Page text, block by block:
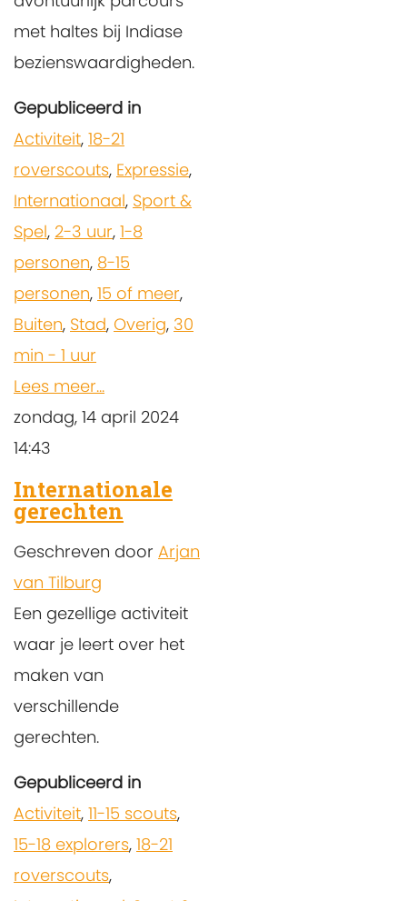
met haltes bij Indiase
bezienswaardigheden.
Gepubliceerd in
Activiteit, 18-21
roverscouts, Expressie,
Internationaal, Sport &
Spel, 2-3 uur, 1-8
personen, 8-15
personen, 15 of meer,
Buiten, Stad, Overig, 30
min - 1 uur
Lees meer...
zondag, 14 april 2024
14:43
Internationale
gerechten
Geschreven door Arjan
van Tilburg
Een gezellige activiteit
waar je leert over het
maken van
verschillende
gerechten.
Gepubliceerd in
Activiteit, 11-15 scouts,
15-18 explorers, 18-21
roverscouts,